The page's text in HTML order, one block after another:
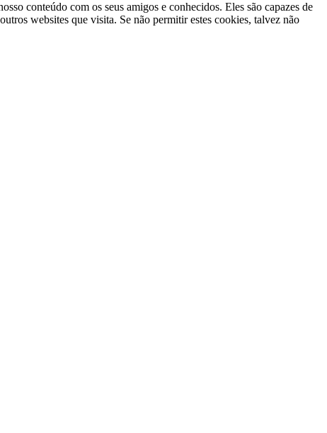
conteúdo com os seus amigos e conhecidos. Eles são capazes de
websites que visita. Se não permitir estes cookies, talvez não